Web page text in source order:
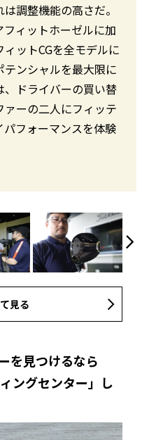
調整機能の高さだ。
フィットホーゼルに加
ットCGを全モデルに
ンシャルを最大限に
ドライバーの買い替
ーの二人にフィッテ
フォーマンスを体験
見る
を見つけるなら
ングセンター」し